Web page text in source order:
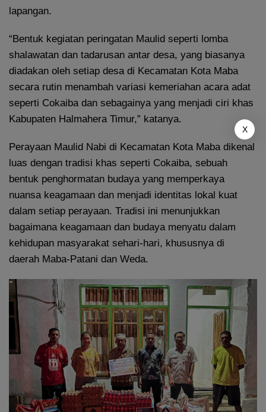
lapangan.
“Bentuk kegiatan peringatan Maulid seperti lomba
shalawatan dan tadarusan antar desa, yang biasanya
diadakan oleh setiap desa di Kecamatan Kota Maba
secara rutin menambah variasi kemeriahan acara adat
seperti Cokaiba dan sebagainya yang menjadi ciri khas
Kabupaten Halmahera Timur,” katanya.
Perayaan Maulid Nabi di Kecamatan Kota Maba dikenal
luas dengan tradisi khas seperti Cokaiba, sebuah
bentuk penghormatan budaya yang memperkaya
nuansa keagamaan dan menjadi identitas lokal kuat
dalam setiap perayaan. Tradisi ini menunjukkan
bagaimana keagamaan dan budaya menyatu dalam
kehidupan masyarakat sehari-hari, khususnya di
daerah Maba-Patani dan Weda.
X